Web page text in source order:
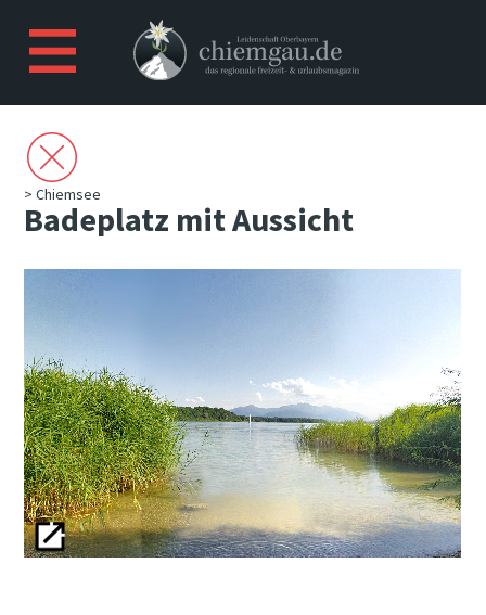
> Chiemsee
Badeplatz mit Aussicht